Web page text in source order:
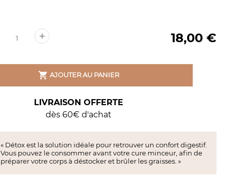
18,00 €
 AJOUTER AU PANIER
LIVRAISON OFFERTE
dès 60€ d'achat
« Détox est la solution idéale pour retrouver un confort digestif.
Vous pouvez le consommer avant votre cure minceur, afin de
préparer votre corps à déstocker et brûler les graisses. »